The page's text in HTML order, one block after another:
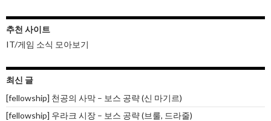
추천 사이트
IT/게임 소식 모아보기
최신 글
[fellowship] 천공의 사막 – 보스 공략 (신 마기르)
[fellowship] 우라크 시장 – 보스 공략 (브룰, 드라줄)